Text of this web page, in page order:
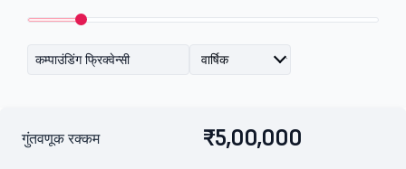
कम्पाउंडिंग फ्रिक्वेन्सी
गुंतवणूक रक्कम ₹5,00,000